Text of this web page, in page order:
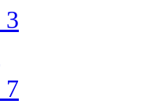
3
7